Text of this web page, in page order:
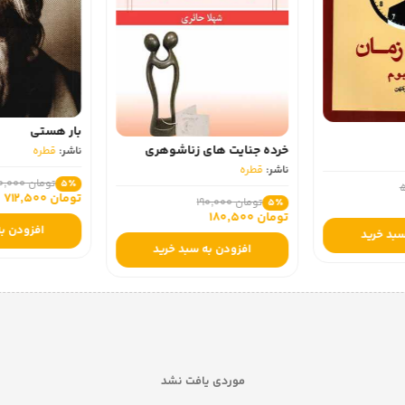
خرید
خرده جنایت های زناشوهری
ناشر: قطره
5٪ تومان 190,000
تومان 180,500
افزودن به سبد خرید
بار هستی
ناشر: قطره
5٪ تومان 750,000
تومان 712,500
افزودن
موردی یافت نشد